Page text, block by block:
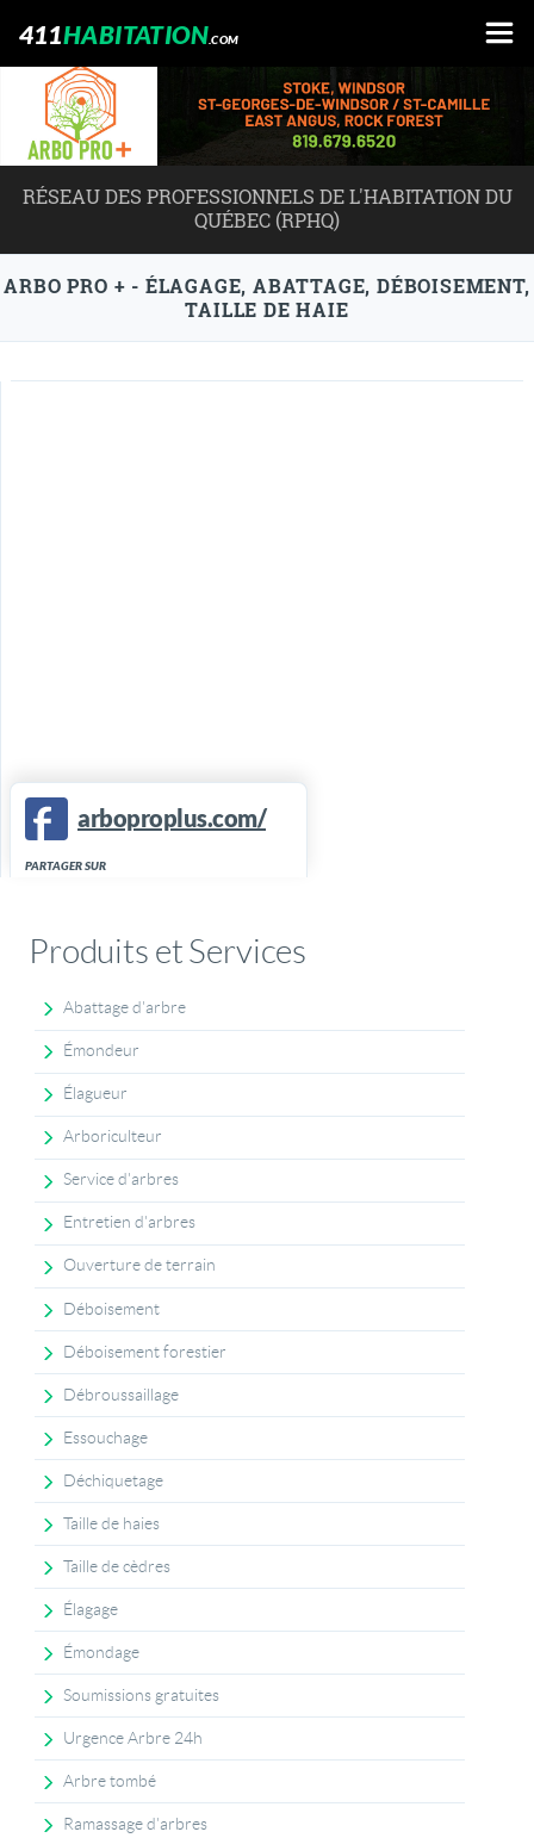
411HABITATION.COM
RÉSEAU DES PROFESSIONNELS DE L'HABITATION DU
QUÉBEC (RPHQ)
ARBO PRO + - ÉLAGAGE, ABATTAGE, DÉBOISEMENT,
TAILLE DE HAIE
arboproplus.com/
PARTAGER SUR
Produits et Services
Abattage d'arbre
Émondeur
Élagueur
Arboriculteur
Service d'arbres
Entretien d'arbres
Ouverture de terrain
Déboisement
Déboisement forestier
Débroussaillage
Essouchage
Déchiquetage
Taille de haies
Taille de cèdres
Élagage
Émondage
Soumissions gratuites
Urgence Arbre 24h
Arbre tombé
Ramassage d'arbres